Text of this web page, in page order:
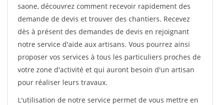
saone, découvrez comment recevoir rapidement des
demande de devis et trouver des chantiers. Recevez
dès à présent des demandes de devis en rejoignant
notre service d'aide aux artisans. Vous pourrez ainsi
proposer vos services à tous les particuliers proches de
votre zone d'activité et qui auront besoin d'un artisan
pour réaliser leurs travaux.
L'utilisation de notre service permet de vous mettre en